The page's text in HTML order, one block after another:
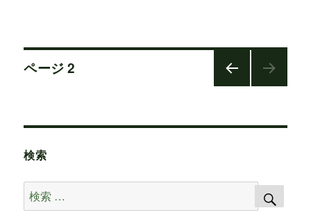
投
ナ
ビ
ゲ
ページ2
検索
検
索
検